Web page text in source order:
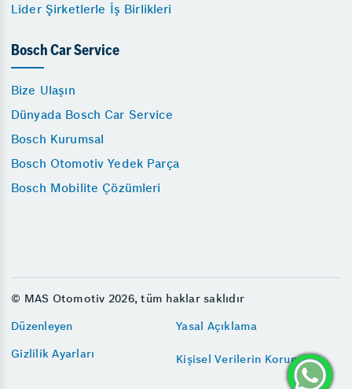
Lider Şirketlerle İş Birlikleri
Bosch Car Service
Bize Ulaşın
Dünyada Bosch Car Service
Bosch Kurumsal
Bosch Otomotiv Yedek Parça
Bosch Mobilite Çözümleri
© MAS Otomotiv 2026, tüm haklar saklıdır
Düzenleyen
Yasal Açıklama
Gizlilik Ayarları
Kişisel Verilerin Korunması